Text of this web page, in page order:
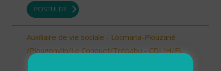
POSTULER
Auxiliaire de vie sociale - Locmaria-Plouzané
/Plougonvlin/Le Conquet/Trébabu - CDI (H/F)
29 - Finistère